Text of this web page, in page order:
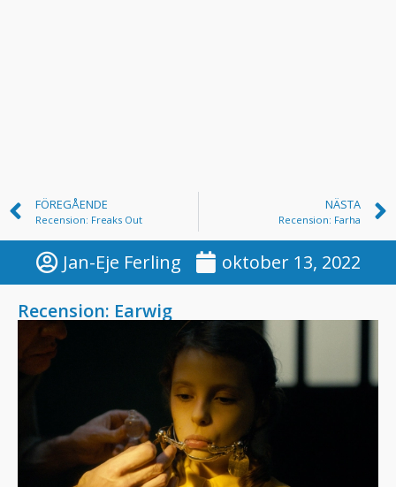
FÖREGÅENDE
Recension: Freaks Out
NÄSTA
Recension: Farha
Jan-Eje Ferling oktober 13, 2022
Recension: Earwig